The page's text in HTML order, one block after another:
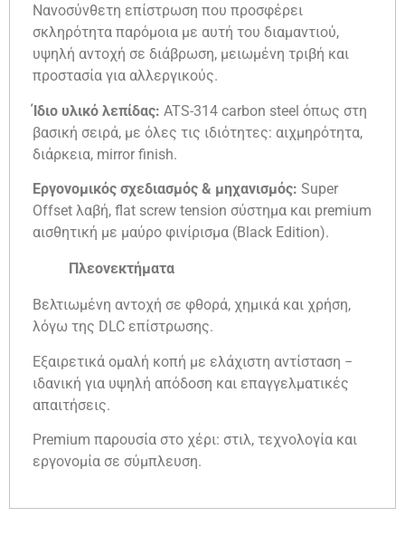
Νανοσύνθετη επίστρωση που προσφέρει
σκληρότητα παρόμοια με αυτή του διαμαντιού,
υψηλή αντοχή σε διάβρωση, μειωμένη τριβή και
προστασία για αλλεργικούς.
Ίδιο υλικό λεπίδας: ATS-314 carbon steel όπως στη
βασική σειρά, με όλες τις ιδιότητες: αιχμηρότητα,
διάρκεια, mirror finish.
Εργονομικός σχεδιασμός & μηχανισμός: Super
Offset λαβή, flat screw tension σύστημα και premium
αισθητική με μαύρο φινίρισμα (Black Edition).
Πλεονεκτήματα
Βελτιωμένη αντοχή σε φθορά, χημικά και χρήση,
λόγω της DLC επίστρωσης.
Εξαιρετικά ομαλή κοπή με ελάχιστη αντίσταση −
ιδανική για υψηλή απόδοση και επαγγελματικές
απαιτήσεις.
Premium παρουσία στο χέρι: στιλ, τεχνολογία και
εργονομία σε σύμπλευση.